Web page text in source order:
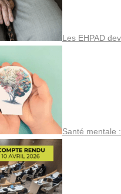
Les EHPAD
Santé mentale